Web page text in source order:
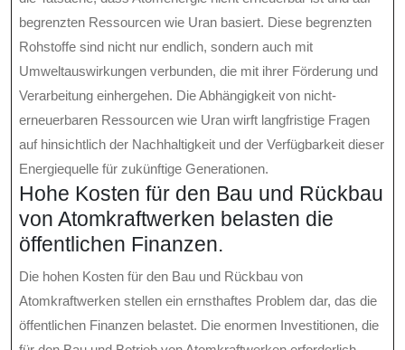
begrenzten Ressourcen wie Uran basiert. Diese begrenzten
Rohstoffe sind nicht nur endlich, sondern auch mit
Umweltauswirkungen verbunden, die mit ihrer Förderung und
Verarbeitung einhergehen. Die Abhängigkeit von nicht-
erneuerbaren Ressourcen wie Uran wirft langfristige Fragen
auf hinsichtlich der Nachhaltigkeit und der Verfügbarkeit dieser
Energiequelle für zukünftige Generationen.
Hohe Kosten für den Bau und Rückbau
von Atomkraftwerken belasten die
öffentlichen Finanzen.
Die hohen Kosten für den Bau und Rückbau von
Atomkraftwerken stellen ein ernsthaftes Problem dar, das die
öffentlichen Finanzen belastet. Die enormen Investitionen, die